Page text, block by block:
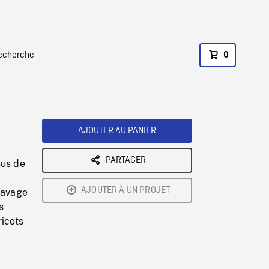
0
de
AJOUTER AU PANIER
PARTAGER
AJOUTER À UN PROJET